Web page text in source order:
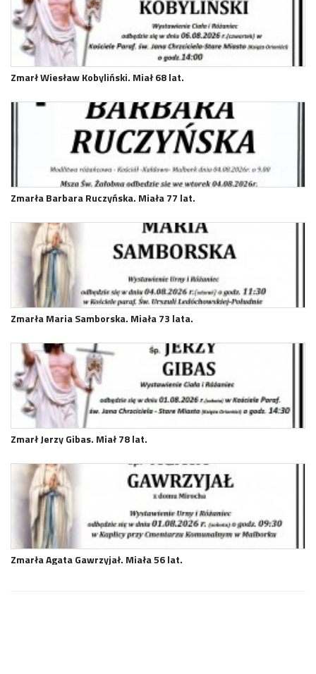
Zmarł Wiesław Kobyliński. Miał 68 lat.
Zmarła Barbara Ruczyńska. Miała 77 lat.
Zmarła Maria Samborska. Miała 73 lata.
Zmarł Jerzy Gibas. Miał 78 lat.
Zmarła Agata Gawrzyjał. Miała 56 lat.